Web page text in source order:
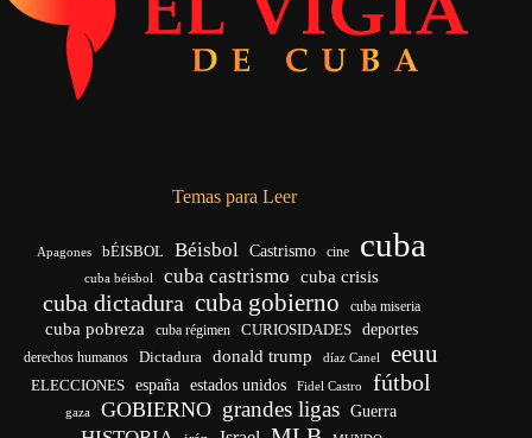
Temas para Leer
Apagones bÉISBOL Béisbol Castrismo cine cuba
cuba béisbol cuba castrismo cuba crisis
cuba dictadura cuba gobierno cuba miseria
cuba pobreza cuba régimen CURIOSIDADES deportes
derechos humanos Dictadura donald trump díaz Canel eeuu
ELECCIONES españa estados unidos Fidel Castro fútbol
gaza GOBIERNO grandes ligas Guerra